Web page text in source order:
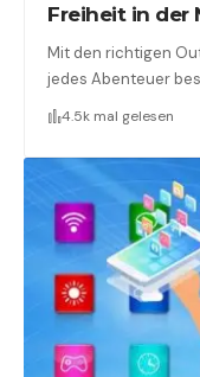
Freiheit in der
Mit den richtigen
jedes Abenteuer
4.5k mal gelesen